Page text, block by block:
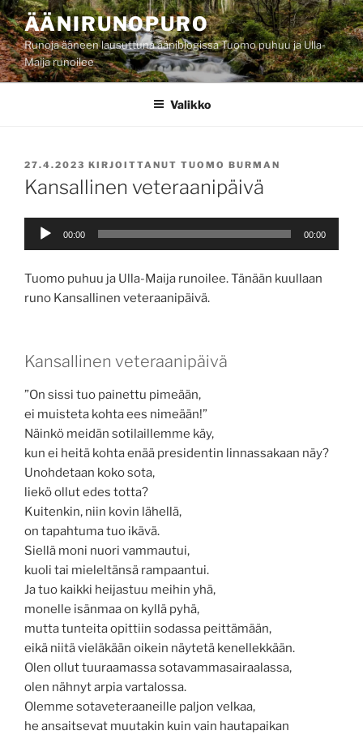
Siirry
sisältöönÄÄNIRUNOPURO
Runoja ääneen lausuttuna ääniblogissa Tuomo puhuu ja Ulla-
Maija runoilee
Valikko
JULKAISTU
27.4.2023 KIRJOITTANUT TUOMO BURMAN
Kansallinen veteraanipäivä
Äänitoistin
00:00 00:00
Tuomo puhuu ja Ulla-Maija runoilee. Tänään kuullaan
runo Kansallinen veteraanipäivä.
Kansallinen veteraanipäivä
”On sissi tuo painettu pimeään,
ei muisteta kohta ees nimeään!”
Näinkö meidän sotilaillemme käy,
kun ei heitä kohta enää presidentin linnassakaan näy?
Unohdetaan koko sota,
liekö ollut edes totta?
Kuitenkin, niin kovin lähellä,
on tapahtuma tuo ikävä.
Siellä moni nuori vammautui,
kuoli tai mieleltänsä rampaantui.
Ja tuo kaikki heijastuu meihin yhä,
monelle isänmaa on kyllä pyhä,
mutta tunteita opittiin sodassa peittämään,
eikä niitä vieläkään oikein näytetä kenellekkään.
Olen ollut tuuraamassa sotavammasairaalassa,
olen nähnyt arpia vartalossa.
Olemme sotaveteraaneille paljon velkaa,
he ansaitsevat muutakin kuin vain hautapaikan